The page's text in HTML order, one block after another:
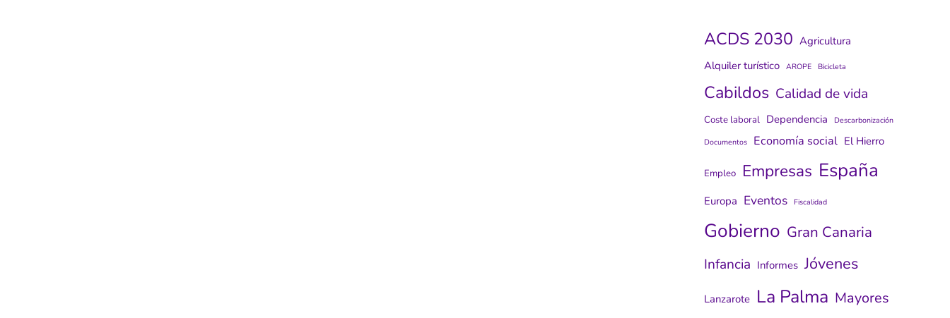
ACDS 2030 Agricultura
Alquiler turístico AROPE Bicicleta
Cabildos Calidad de vida
Coste laboral Dependencia Descarbonización
Documentos Economía social El Hierro
Empleo Empresas España
Europa Eventos Fiscalidad
Gobierno Gran Canaria
Infancia Informes Jóvenes
Lanzarote La Palma Mayores